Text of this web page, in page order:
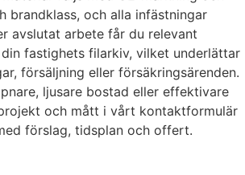
brandklass, och alla infästningar
avslutat arbete får du relevant
fastighets filarkiv, vilket underlättar
försäljning eller försäkringsärenden.
ljusare bostad eller effektivare
och mått i vårt kontaktformulär
förslag, tidsplan och offert.